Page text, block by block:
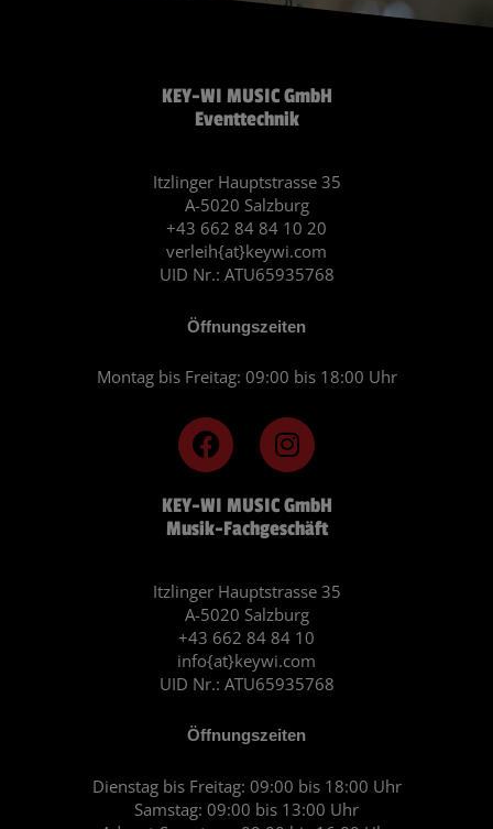
KEY-WI MUSIC GmbH
Musik-Fachgeschäft
Itzlinger Hauptstrasse 35
A-5020 Salzburg
+43 662 84 84 10
info{at}keywi.com
UID Nr.: ATU65935768
Öffnungszeiten
Dienstag bis Freitag: 09:00 bis 18:00 Uhr
Samstag: 09:00 bis 13:00 Uhr
F
a
c
e
b
o
k
I
n
s
t
a
r
a
m
KEY-WI MUSIC GmbH
Eventtechnik
Itzlinger Hauptstrasse 35
A-5020 Salzburg
+43 662 84 84 10 20
verleih{at}keywi.com
UID Nr.: ATU65935768
Öffnungszeiten
Montag bis Freitag: 09:00 bis 18:00 Uhr